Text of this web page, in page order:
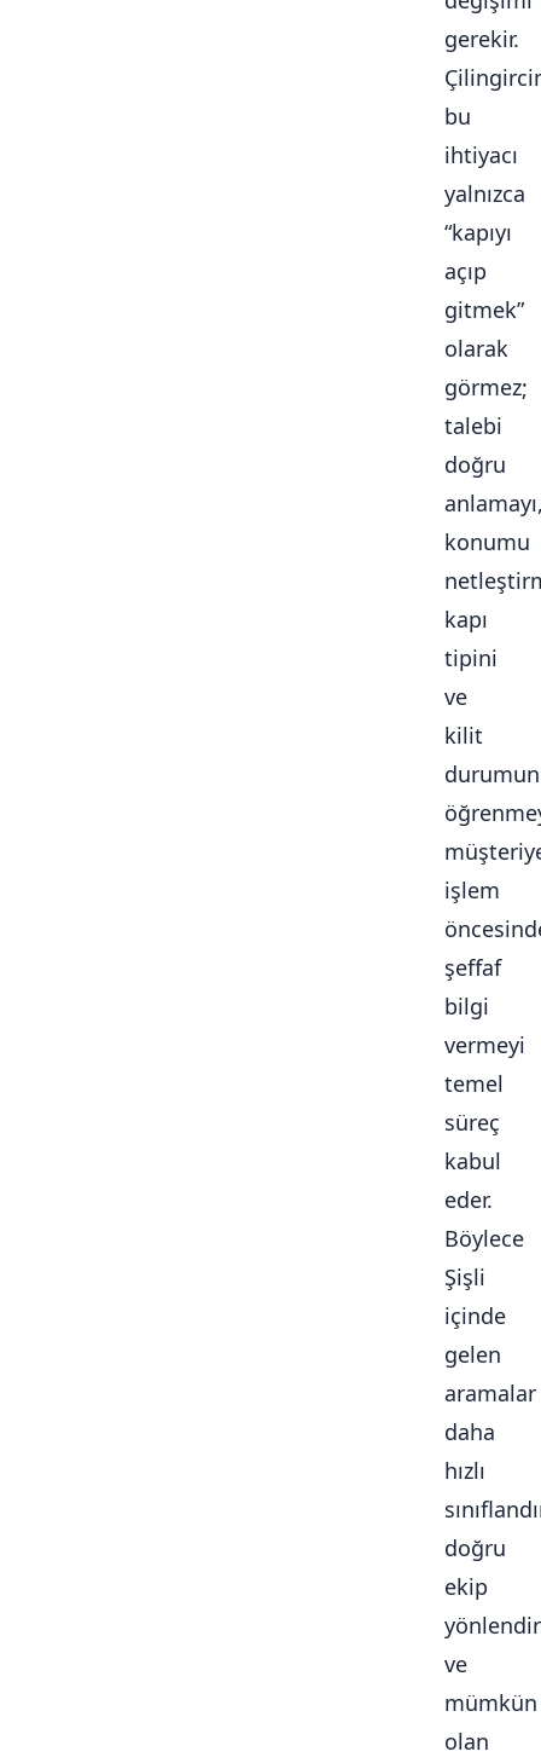
gerekir.
bu
ihtiyacı
yalnızca
“kapıyı
açıp
gitmek”
olarak
görmez;
talebi
doğru
konumu
kapı
tipini
ve
kilit
işlem
şeffaf
bilgi
vermeyi
temel
süreç
kabul
eder.
Böylece
Şişli
içinde
gelen
aramalar
daha
hızlı
doğru
ekip
ve
mümkün
olan